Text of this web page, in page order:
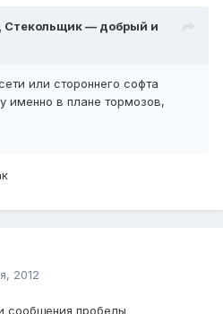
Стекольщик — добрый и
или стороннего софта
именно в плане тормозов,
2012
сообщения пробелы